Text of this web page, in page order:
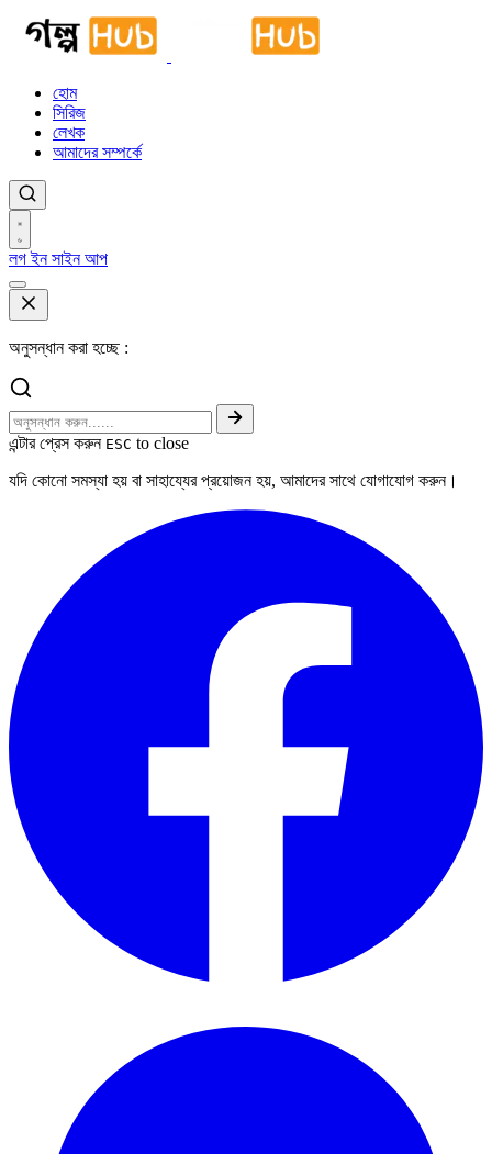
হোম
সিরিজ
লেখক
আমাদের সম্পর্কে
লগ ইনসাইন আপ
অনুসন্ধান করা হচ্ছে :
এন্টার প্রেস করুন ESC to close
যদি কোনো সমস্যা হয় বা সাহায্যের প্রয়োজন হয়, আমাদের সাথে যোগাযোগ করুন।